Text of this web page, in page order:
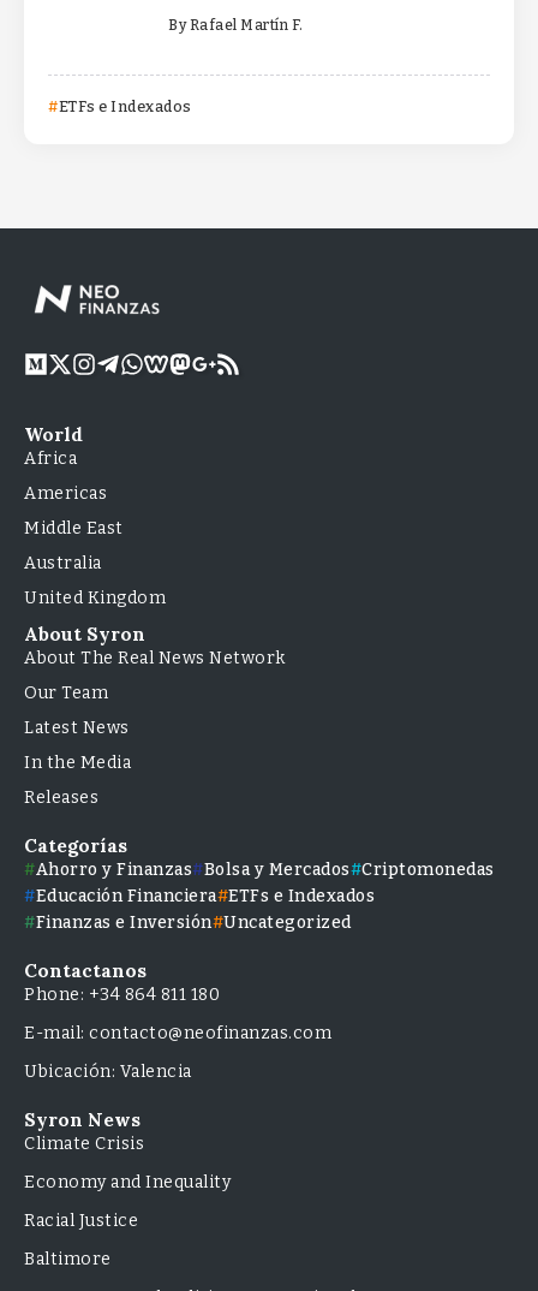
By Rafael Martín F.
ETFs e Indexados
World
Africa
Americas
Middle East
Australia
United Kingdom
About Syron
About The Real News Network
Our Team
Latest News
In the Media
Releases
Categorías
Ahorro y Finanzas Bolsa y Mercados
Criptomonedas
Educación Financiera ETFs e Indexados
Finanzas e Inversión Uncategorized
Contactanos
Phone: +34 864 811 180
E-mail: contacto@neofinanzas.com
Ubicación: Valencia
Syron News
Climate Crisis
Economy and Inequality
Racial Justice
Baltimore